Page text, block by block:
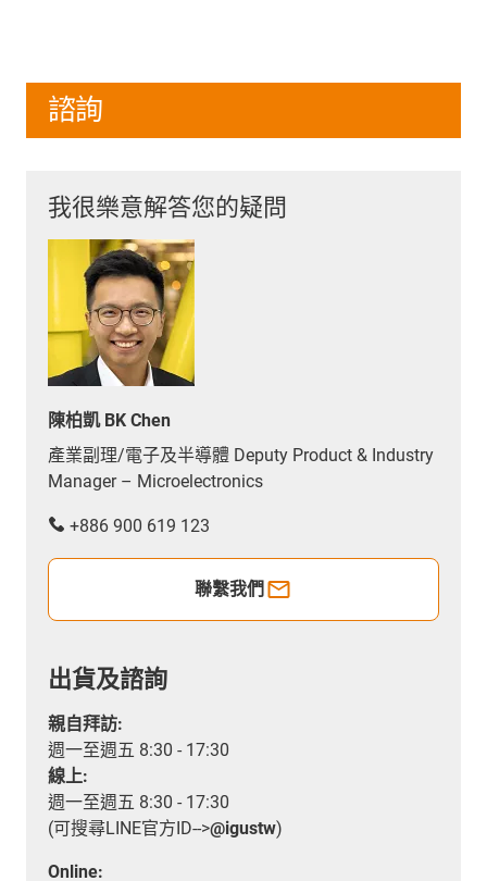
諮詢
我很樂意解答您的疑問
陳柏凱 BK Chen
產業副理/電子及半導體 Deputy Product & Industry
Manager – Microelectronics
+886 900 619 123
聯繫我們
出貨及諮詢
親自拜訪:
週一至週五 8:30 - 17:30
線上:
週一至週五 8:30 - 17:30
(可搜尋LINE官方ID-->@igustw)
Online: